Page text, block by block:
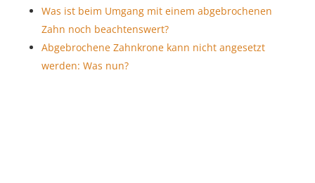
Was ist beim Umgang mit einem abgebrochenen
Zahn noch beachtenswert?
Abgebrochene Zahnkrone kann nicht angesetzt
werden: Was nun?